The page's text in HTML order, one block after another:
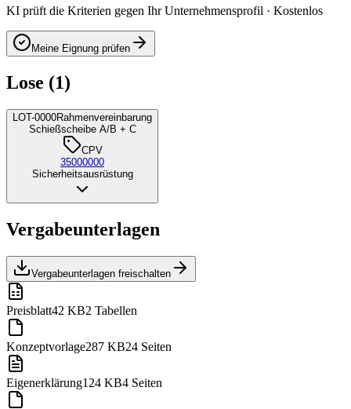
KI prüft die Kriterien gegen Ihr Unternehmensprofil · Kostenlos
Meine Eignung prüfen
Lose (1)
LOT-0000Rahmenvereinbarung
Schießscheibe A/B + C
CPV
35000000
Sicherheitsausrüstung
Vergabeunterlagen
Vergabeunterlagen freischalten
Preisblatt42 KB2 Tabellen
Konzeptvorlage287 KB24 Seiten
Eigenerklärung124 KB4 Seiten